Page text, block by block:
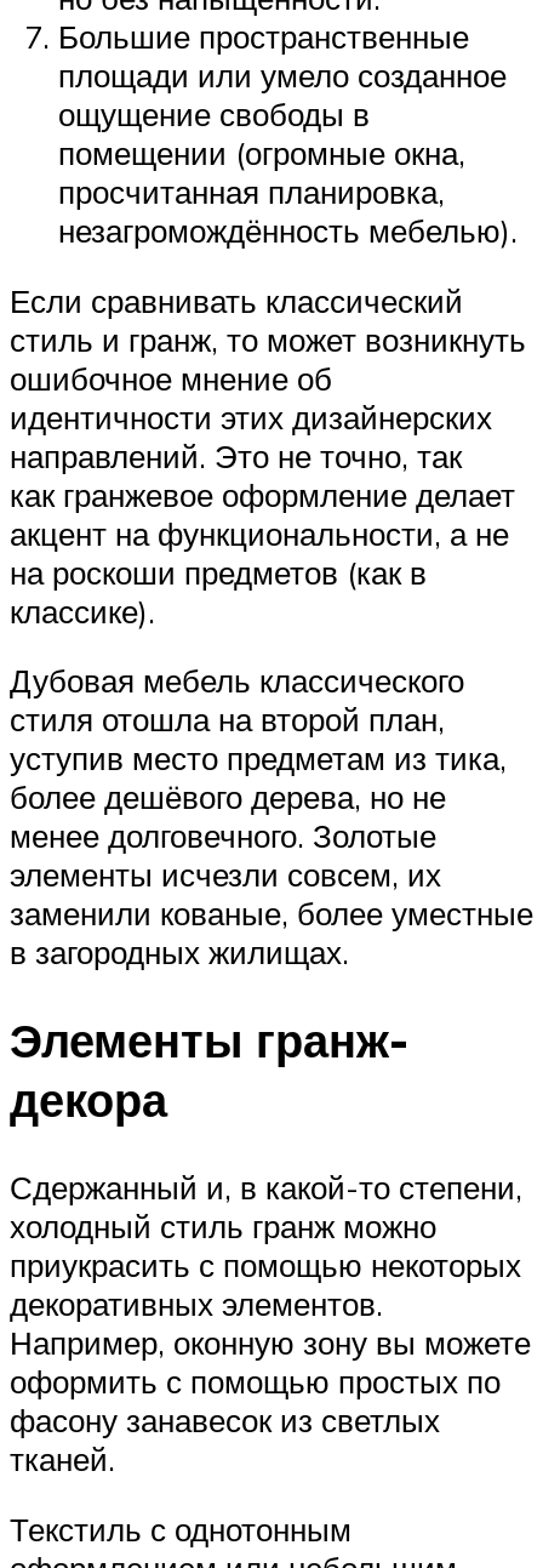
Большие пространственные
площади или умело созданное
ощущение свободы в
помещении (огромные окна,
просчитанная планировка,
незагромождённость мебелью).
Если сравнивать классический
стиль и гранж, то может возникнуть
ошибочное мнение об
идентичности этих дизайнерских
направлений. Это не точно, так
как гранжевое оформление делает
акцент на функциональности, а не
на роскоши предметов (как в
классике).
Дубовая мебель классического
стиля отошла на второй план,
уступив место предметам из тика,
более дешёвого дерева, но не
менее долговечного. Золотые
элементы исчезли совсем, их
заменили кованые, более уместные
в загородных жилищах.
Элементы гранж-
декора
Сдержанный и, в какой-то степени,
холодный стиль гранж можно
приукрасить с помощью некоторых
декоративных элементов.
Например, оконную зону вы можете
оформить с помощью простых по
фасону занавесок из светлых
тканей.
Текстиль с однотонным